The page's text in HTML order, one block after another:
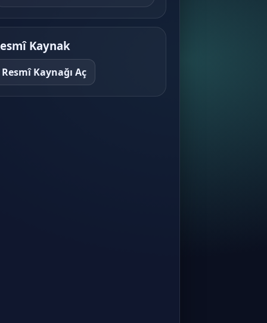
İhale Süreçleri ve Kamu
Mevzuatı
İnşaat ve Gayrimenkul Muhasebesi ·
Konu 7
İnşaat Sektörünün Finansal
Özellikleri
Kaynak
Resmî Kaynağı Aç